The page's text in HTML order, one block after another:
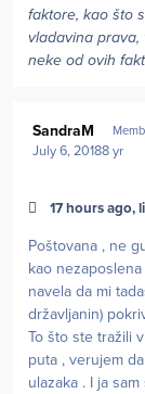
faktore, kao što
vladavina prava,
neke od ovih
SandraM
July 6, 20188 yr
17 hours ago,
Poštovana , ne
kao
navela da mi
državljanin)
To što ste tražili
puta , verujem
ulazaka . I ja